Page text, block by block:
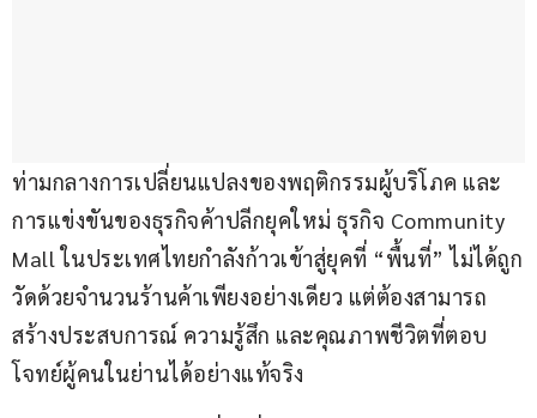
ท่ามกลางการเปลี่ยนแปลงของพฤติกรรมผู้บริโภค และ
การแข่งขันของธุรกิจค้าปลีกยุคใหม่ ธุรกิจ Community
Mall ในประเทศไทยกำลังก้าวเข้าสู่ยุคที่ “พื้นที่” ไม่ได้ถูก
วัดด้วยจำนวนร้านค้าเพียงอย่างเดียว แต่ต้องสามารถ
สร้างประสบการณ์ ความรู้สึก และคุณภาพชีวิตที่ตอบ
โจทย์ผู้คนในย่านได้อย่างแท้จริง